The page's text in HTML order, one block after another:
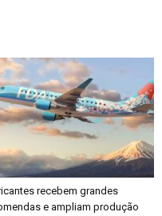
recebem grandes
e ampliam produção